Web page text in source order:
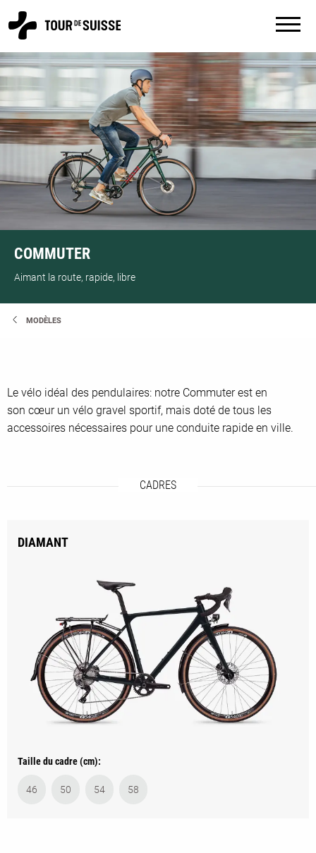
COMMUTER
Aimant la route, rapide, libre
MODÈLES
Le vélo idéal des pendulaires: notre Commuter est en
son cœur un vélo gravel sportif, mais doté de tous les
accessoires nécessaires pour une conduite rapide en ville.
CADRES
DIAMANT
Taille du cadre (cm):
46 50 54 58